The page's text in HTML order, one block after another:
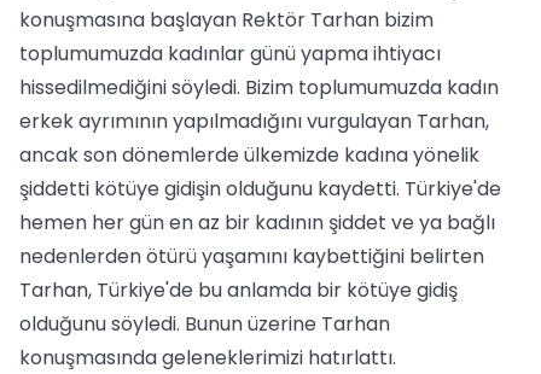
konuşmasına başlayan Rektör Tarhan bizim
toplumumuzda kadınlar günü yapma ihtiyacı
hissedilmediğini söyledi. Bizim toplumumuzda kadın
erkek ayrımının yapılmadığını vurgulayan Tarhan,
ancak son dönemlerde ülkemizde kadına yönelik
şiddetti kötüye gidişin olduğunu kaydetti. Türkiye'de
hemen her gün en az bir kadının şiddet ve ya bağlı
nedenlerden ötürü yaşamını kaybettiğini belirten
Tarhan, Türkiye'de bu anlamda bir kötüye gidiş
olduğunu söyledi. Bunun üzerine Tarhan
konuşmasında geleneklerimizi hatırlattı.